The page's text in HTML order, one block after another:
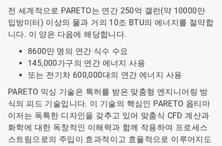
전 세계적으로 PARETO는 연간 250억 갤런(약 10000만
입방미터) 이상의 물과 거의 10조 BTU의 에너지를 절약합
니다. 이 양은 다음에 해당합니다.
8600만 명의 연간 식수 수요
145,000가구의 연간 에너지 사용
또는 전기차 600,000대의 연간 에너지 사용
PARETO 믹싱 기술은 특허를 받은 맞춤형 엔지니어링 방
식의 피드 기술입니다. 이 기술의 핵심인 PARETO 옵티마
이저는 독특한 디자인을 갖추고 있어 맞춤식 CFD 계산과
화학에 대한 독창적인 이해력과 함께 작용하여 프로세스
스트림으로의 주입이 효과적이고 효율적으로 이루어지도